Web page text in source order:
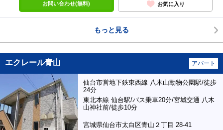
お問い合わせ(無料) お気に入り
もっと見る
エクレール青山 アパート
仙台市営地下鉄東西線 八木山動物公園駅/徒歩
24分
東北本線 仙台駅/バス乗車20分/宮城交通 八木
山神社前/徒歩10分
宮城県仙台市太白区青山２丁目 28-41